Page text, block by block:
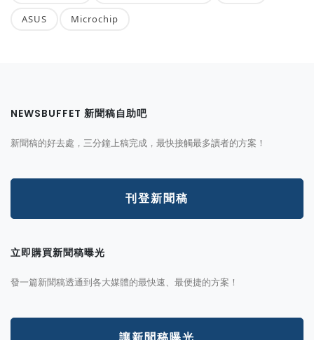
ASUS Microchip
NEWSBUFFET 新聞稿自助吧
新聞稿的好去處，三分鐘上稿完成，最快接觸最多讀者的方案！
刊登新聞稿
立即購買新聞稿曝光
發一篇新聞稿透通到各大媒體的最快速、最便捷的方案！